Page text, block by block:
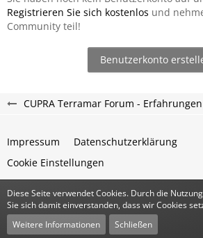
Registrieren Sie sich kostenlos und
Community teil!
Benutzerkonto
CUPRA Terramar Forum -
Impressum
Datenschutzerklärung
Cookie Einstellungen
Community-Software:WoltLab
Stil:Classicvon
Diese Seite verwendet Cookies. Durch die
Sie sich damit einverstanden, dass wir Cookies
Weitere Informationen
Schließen